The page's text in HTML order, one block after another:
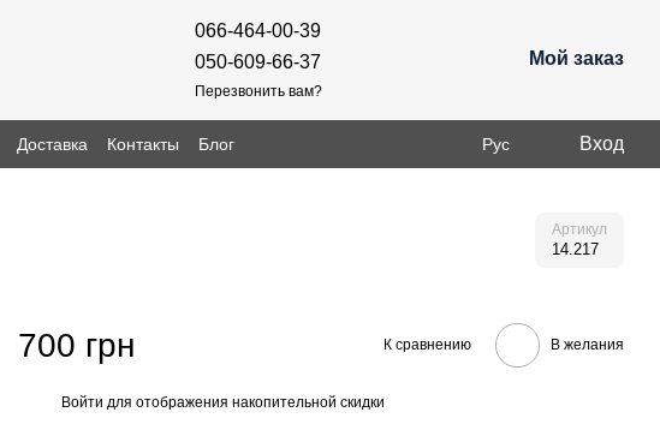
066-464-00-39
050-609-66-37
Перезвонить вам?
Мой заказ
Доставка Контакты Блог Рус Вход
Артикул
14.217
700 грн К сравнению В желания
Войти для отображения накопительной скидки